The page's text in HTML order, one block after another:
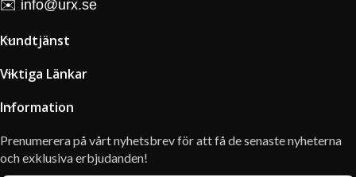
✉️ info@urx.se
Kundtjänst
Viktiga Länkar
Information
Prenumerera på vårt nyhetsbrev för att få de senaste nyheterna
och exklusiva erbjudanden!